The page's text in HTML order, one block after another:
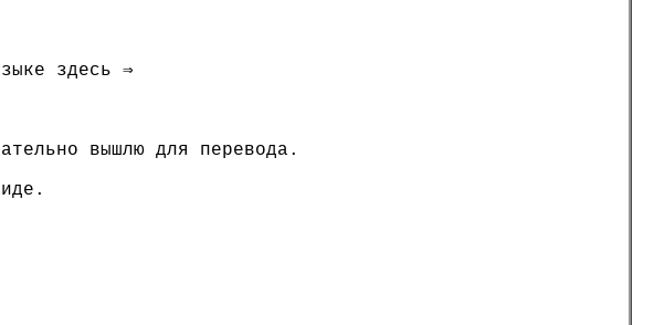
здесь ⇒
вышлю для перевода.